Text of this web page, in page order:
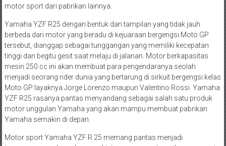
motor sport dari pabrikan lainnya.
Yamaha YZF R25 dengan bentuk dan tampilan yang tidak jauh
berbeda dari motor yang beradu di kejuaraan bergengsi Moto GP
tersebut, dianggap sebagai tunggangan yang memiliki kecepatan
tinggi dan begitu gesit saat melaju di jalanan. Motor berkapasitas
mesin 250 cc ini akan membuat para pengendaranya seolah
menjadi seorang rider dunia yang bertarung di sirkuit bergengsi kelas
Moto GP layaknya Jorge Lorenzo maupun Valentino Rossi. Yamaha
YZF R25 rasanya pantas menyandang sebagai salah satu produk
motor unggulan Yamaha yang akan mampu membuat pabrikan
Yamaha semakin di depan.
Motor sport Yamaha YZF R 25 memang pantas menjadi